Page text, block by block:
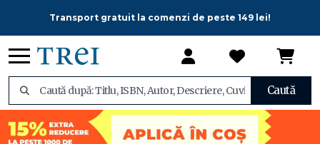
Transport gratuit la comenzi de peste 149 lei!
Caută